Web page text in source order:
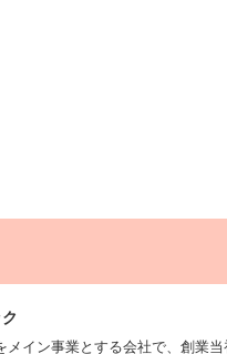
メイン事業とする会社で、創業